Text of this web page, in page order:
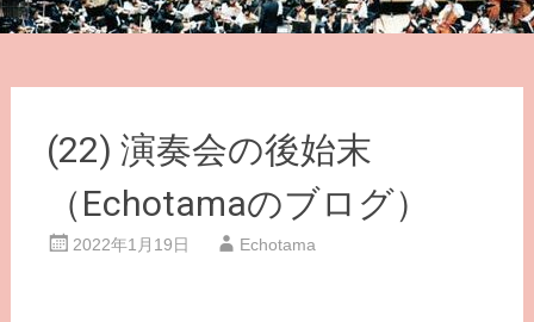
(22) 演奏会の後始末
（Echotamaのブログ）
2022年1月19日 Echotama